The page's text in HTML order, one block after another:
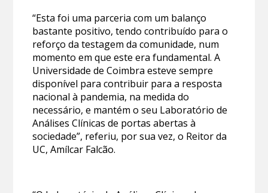
“Esta foi uma parceria com um balanço
bastante positivo, tendo contribuído para o
reforço da testagem da comunidade, num
momento em que este era fundamental. A
Universidade de Coimbra esteve sempre
disponível para contribuir para a resposta
nacional à pandemia, na medida do
necessário, e mantém o seu Laboratório de
Análises Clínicas de portas abertas à
sociedade”, referiu, por sua vez, o Reitor da
UC, Amílcar Falcão.